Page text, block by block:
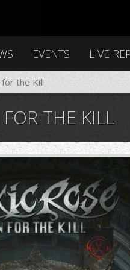
EVENTS LIVE
for the Kill
THE KILL